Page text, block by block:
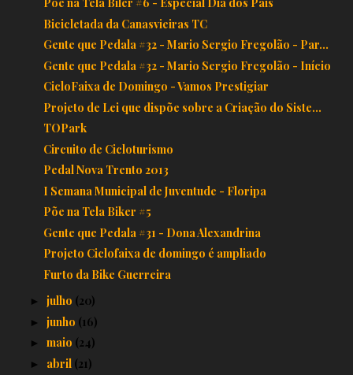
Bicicletada da Canasvieiras TC
Gente que Pedala #32 - Mario Sergio Fregolão - Par...
Gente que Pedala #32 - Mario Sergio Fregolão - Início
CicloFaixa de Domingo - Vamos Prestigiar
Projeto de Lei que dispõe sobre a Criação do Siste...
TOPark
Circuito de Cicloturismo
Pedal Nova Trento 2013
I Semana Municipal de Juventude - Floripa
Põe na Tela Biker #5
Gente que Pedala #31 - Dona Alexandrina
Projeto Ciclofaixa de domingo é ampliado
Furto da Bike Guerreira
► julho (20)
► junho (16)
► maio (24)
► abril (21)